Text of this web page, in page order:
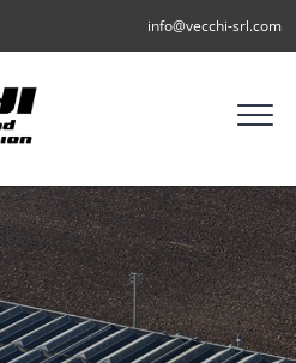
info@vecchi-srl.com